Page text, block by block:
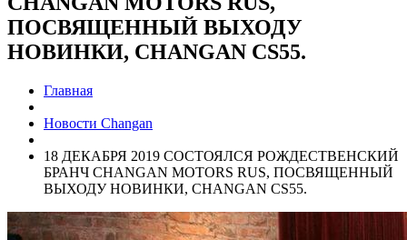
ПОСВЯЩЕННЫЙ ВЫХОДУ
НОВИНКИ, CHANGAN CS55.
Главная
Новости Changan
18 ДЕКАБРЯ 2019 СОСТОЯЛСЯ РОЖДЕСТВЕНСКИЙ
БРАНЧ CHANGAN MOTORS RUS, ПОСВЯЩЕННЫЙ
ВЫХОДУ НОВИНКИ, CHANGAN CS55.